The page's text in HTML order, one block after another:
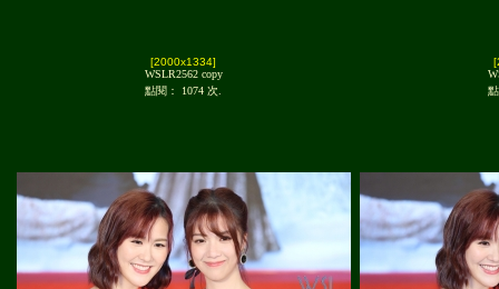
[2000x1334]
WSLR2562 copy
點閱： 1074 次.